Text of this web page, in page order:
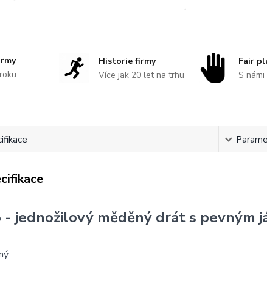
Historie firmy
Více jak 20 let na trhu
Fair
S
- jednožilový měděný drát s pevným